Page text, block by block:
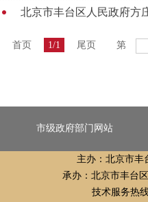
首页 1/1 尾页 第
市级政府部门网站
主办：北京市丰
承办：北京市丰台
技术服务热